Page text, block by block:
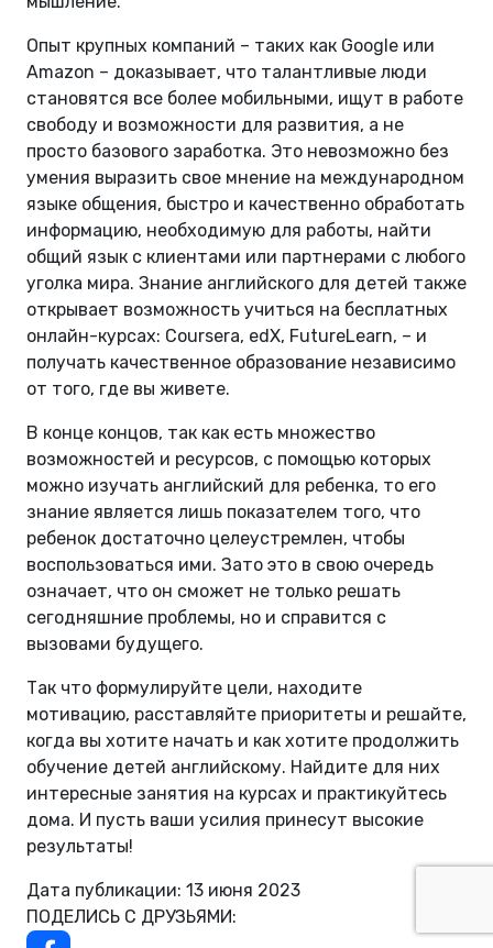
Опыт крупных компаний – таких как Google или
Amazon – доказывает, что талантливые люди
становятся все более мобильными, ищут в работе
свободу и возможности для развития, а не
просто базового заработка. Это невозможно без
умения выразить свое мнение на международном
языке общения, быстро и качественно обработать
информацию, необходимую для работы, найти
общий язык с клиентами или партнерами с любого
уголка мира. Знание английского для детей также
открывает возможность учиться на бесплатных
онлайн-курсах: Coursera, edX, FutureLearn, – и
получать качественное образование независимо
от того, где вы живете.
В конце концов, так как есть множество
возможностей и ресурсов, с помощью которых
можно изучать английский для ребенка, то его
знание является лишь показателем того, что
ребенок достаточно целеустремлен, чтобы
воспользоваться ими. Зато это в свою очередь
означает, что он сможет не только решать
сегодняшние проблемы, но и справится с
вызовами будущего.
Так что формулируйте цели, находите
мотивацию, расставляйте приоритеты и решайте,
когда вы хотите начать и как хотите продолжить
обучение детей английскому. Найдите для них
интересные занятия на курсах и практикуйтесь
дома. И пусть ваши усилия принесут высокие
результаты!
Дата публикации: 13 июня 2023
ПОДЕЛИСЬ С ДРУЗЬЯМИ: